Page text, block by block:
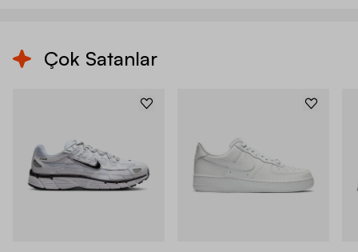
Çok Satanlar